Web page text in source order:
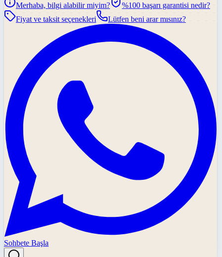
Merhaba, bilgi alabilir miyim?
%100 başarı garantisi nedir?
Fiyat ve taksit seçenekleri
Lütfen beni arar mısınız?
Sohbete Başla